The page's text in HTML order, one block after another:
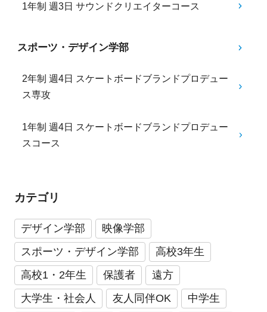
1年制 週3日 サウンドクリエイターコース
スポーツ・デザイン学部
2年制 週4日 スケートボードブランドプロデュー
ス専攻
1年制 週4日 スケートボードブランドプロデュー
スコース
カテゴリ
デザイン学部
映像学部
スポーツ・デザイン学部
高校3年生
高校1・2年生
保護者
遠方
大学生・社会人
友人同伴OK
中学生